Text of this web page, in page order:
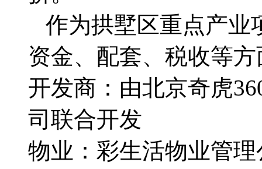
作为拱墅区重点产业
资金、配套、税收等
开发商：由北京奇虎
司联合开发
物业：彩生活物业管理